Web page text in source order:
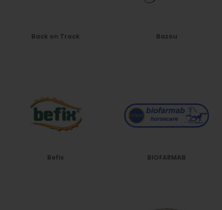
Back on Track Bazou
Befix BIOFARMAB